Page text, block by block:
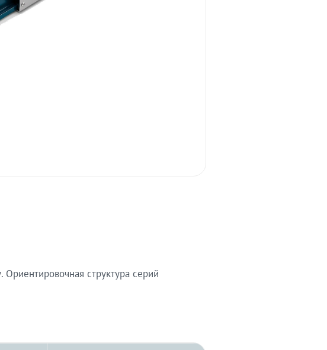
структура серий